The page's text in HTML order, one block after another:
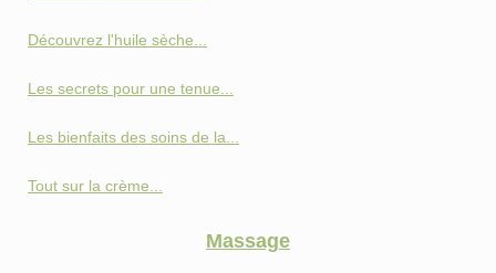
Découvrez l'huile sèche...
Les secrets pour une tenue...
Les bienfaits des soins de la...
Tout sur la crème...
Massage